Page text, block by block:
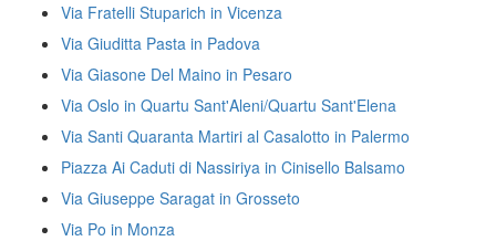
Via Fratelli Stuparich in Vicenza
Via Giuditta Pasta in Padova
Via Giasone Del Maino in Pesaro
Via Oslo in Quartu Sant'Aleni/Quartu Sant'Elena
Via Santi Quaranta Martiri al Casalotto in Palermo
Piazza Ai Caduti di Nassiriya in Cinisello Balsamo
Via Giuseppe Saragat in Grosseto
Via Po in Monza